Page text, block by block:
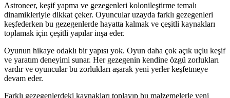
Astroneer, keşif yapma ve gezegenleri kolonileştirme temalı
dinamikleriyle dikkat çeker. Oyuncular uzayda farklı gezegenleri
keşfederken bu gezegenlerde hayatta kalmak ve çeşitli kaynakları
toplamak için çeşitli yapılar inşa eder.
Oyunun hikaye odaklı bir yapısı yok. Oyun daha çok açık uçlu keşif
ve yaratım deneyimi sunar. Her gezegenin kendine özgü zorlukları
vardır ve oyuncular bu zorlukları aşarak yeni yerler keşfetmeye
devam eder.
Farklı gezegenlerdeki kaynakları toplayıp bu malzemelerle yeni